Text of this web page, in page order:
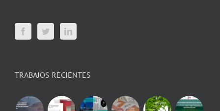
TRABAJOS RECIENTES